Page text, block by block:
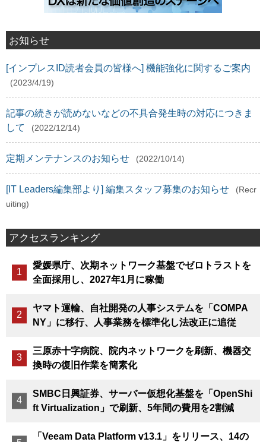
お知らせ
[インプレスID読者会員の皆様へ] 機能強化に関するご案内
(2023/4/19)
記事の続きが読めないなどの不具合発生時の対応につきま
して
(2022/12/14)
定期メンテナンスのお知らせ (2022/10/14)
[IT Leaders編集部より] 編集スタッフ募集のお知らせ
(Recr
uiting)
アクセスランキング
愛媛県庁、次期ネットワーク基盤でゼロトラストを
全面採用し、2027年1月に稼働
ヤマト運輸、自社開発の人事システムを「COMPA
NY」に移行、人事業務を標準化し法改正に追従
三原赤十字病院、院内ネットワークを刷新、機器交
換時の復旧作業を簡素化
SMBC日興証券、サーバー仮想化基盤を「OpenShi
ft Virtualization」で刷新、5年間の費用を2割減
「Veeam Data Platform v13.1」をリリース、14の